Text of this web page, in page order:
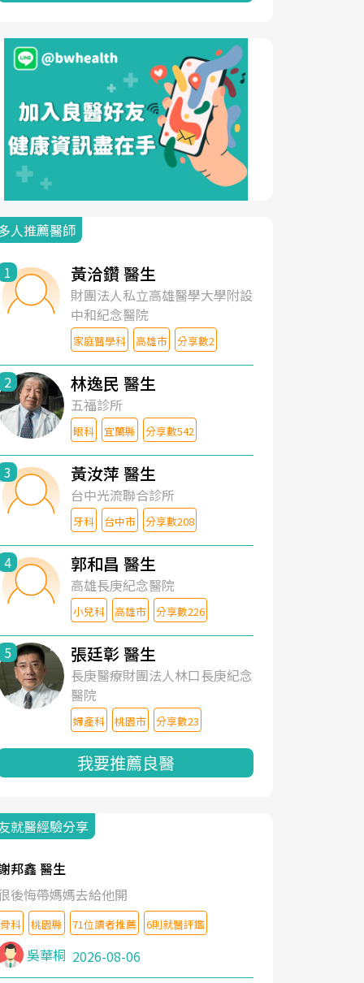
人推薦醫師
1 黃洽鑽 醫生
財團法人私立高雄醫學大學附設
中和紀念醫院
家庭醫學科 高雄市 分享數2
2 林逸民 醫生
五福診所
眼科 宜蘭縣 分享數542
3 黃汝萍 醫生
台中光流聯合診所
牙科 台中市 分享數208
4 郭和昌 醫生
高雄長庚紀念醫院
小兒科 高雄市 分享數226
5 張廷彰 醫生
長庚醫療財團法人林口長庚紀念
醫院
婦產科 桃園市 分享數23
我要推薦良醫
就醫經驗分享
邦鑫 醫生
後悔帶媽媽去給他開
骨科 桃園縣 71位讀者推薦 6則就醫評鑑
吳華桐 2026-08-06